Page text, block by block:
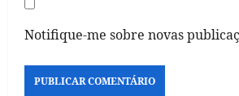
Notifique-me sobre novas